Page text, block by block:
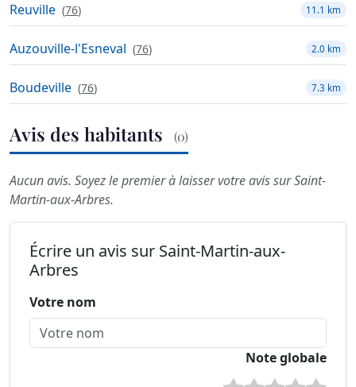
Reuville (76) 11.1 km
Auzouville-l'Esneval (76) 2.0 km
Boudeville (76) 7.3 km
Avis des habitants (0)
Aucun avis. Soyez le premier à laisser votre avis sur Saint-
Martin-aux-Arbres.
Écrire un avis sur Saint-Martin-aux-
Arbres
Votre nom
Note globale